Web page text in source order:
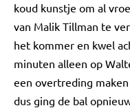
koud kunstje om al
van Malik Tillman te
het kommer en kwel
minuten alleen op
een overtreding
dus ging de bal